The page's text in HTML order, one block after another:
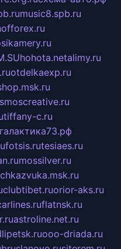
music8.spb.ru
hohota.netalimy.ru
otdelkaexp.ru
tiffany-c.ru
галактика73.рф
fotsis.rutesiaes.ru
mossilver.ru
clubtibet.ruorior-aks.ru
flatnsk.ru
astroline.net.ru
ooo-driada.ru